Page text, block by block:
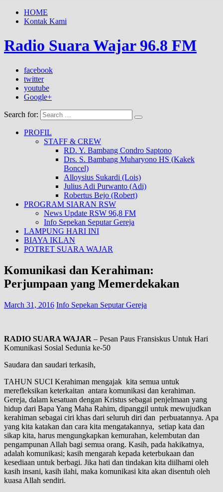
HOME
Kontak Kami
Radio Suara Wajar 96.8 FM
facebook
twitter
youtube
Google+
Search for:
PROFIL
STAFF & CREW
RD. Y. Bambang Condro Saptono
Drs. S. Bambang Muharyono HS (Kakek
Boncel)
Alloysius Sukardi (Lois)
Julius Adi Purwanto (Adi)
Robertus Bejo (Robert)
PROGRAM SIARAN RSW
News Update RSW 96,8 FM
Info Sepekan Seputar Gereja
LAMPUNG HARI INI
BIAYA IKLAN
POTRET SUARA WAJAR
Komunikasi dan Kerahiman:
Perjumpaan yang Memerdekakan
March 31, 2016 Info Sepekan Seputar Gereja
RADIO SUARA WAJAR – Pesan Paus Fransiskus Untuk Hari
Komunikasi Sosial Sedunia ke-50
Saudara dan saudari terkasih,
TAHUN SUCI Kerahiman mengajak kita semua untuk
merefleksikan keterkaitan antara komunikasi dan kerahiman.
Gereja, dalam kesatuan dengan Kristus sebagai penjelmaan yang
hidup dari Bapa Yang Maha Rahim, dipanggil untuk mewujudkan
kerahiman sebagai ciri khas dari seluruh diri dan perbuatannya. Apa
yang kita katakan dan cara kita mengatakannya, setiap kata dan
sikap kita, harus mengungkapkan kemurahan, kelembutan dan
pengampunan Allah bagi semua orang. Kasih, pada hakikatnya,
adalah komunikasi; kasih mengarah kepada keterbukaan dan
kesediaan untuk berbagi. Jika hati dan tindakan kita diilhami oleh
kasih insani, kasih ilahi, maka komunikasi kita akan disentuh oleh
kuasa Allah sendiri.